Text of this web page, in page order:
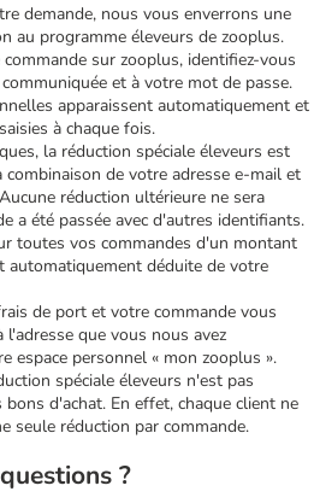
demande, nous vous enverrons une
au programme éleveurs de zooplus.
sur zooplus, identifiez-vous
et à votre mot de passe.
apparaissent automatiquement et
à chaque fois.
la réduction spéciale éleveurs est
de votre adresse e-mail et
réduction ultérieure ne sera
a été passée avec d'autres identifiants.
toutes vos commandes d'un montant
automatiquement déduite de votre
de port et votre commande vous
l'adresse que vous nous avez
espace personnel « mon zooplus ».
spéciale éleveurs n'est pas
d'achat. En effet, chaque client ne
seule réduction par commande.
?